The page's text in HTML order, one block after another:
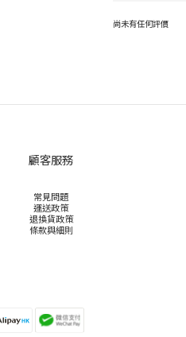
尚未有任何評價
顧客服務
常見問題
運送政策
退換貨政策
條款與細則